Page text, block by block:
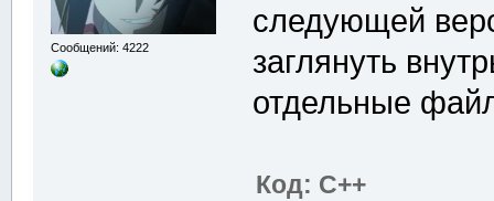
Сообщений: 4222
следующей
заглянуть
отдельные
Код: C++